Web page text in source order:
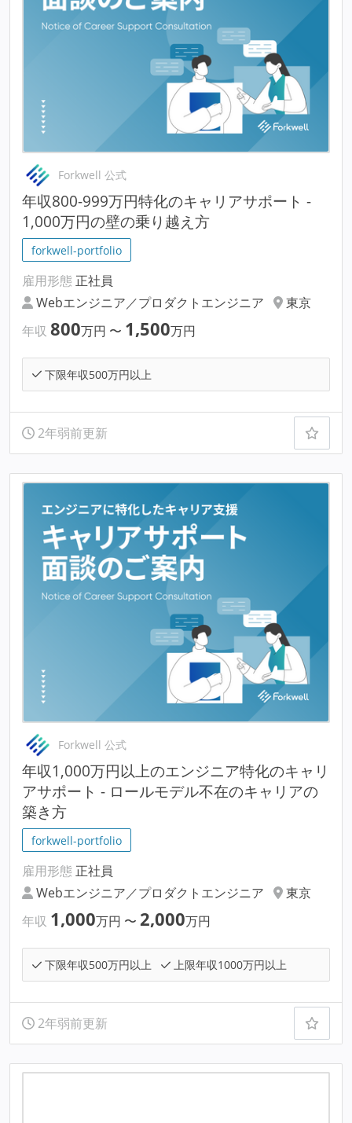
Forkwell 公式
年収800-999万円特化のキャリアサポート -
1,000万円の壁の乗り越え方
forkwell-portfolio
雇用形態 正社員
Webエンジニア／プロダクトエンジニア
東京
年収 800万円 〜 1,500万円
下限年収500万円以上
2年弱前更新
Forkwell 公式
年収1,000万円以上のエンジニア特化のキャリ
アサポート - ロールモデル不在のキャリアの
築き方
forkwell-portfolio
雇用形態 正社員
Webエンジニア／プロダクトエンジニア
東京
年収 1,000万円 〜 2,000万円
下限年収500万円以上 上限年収1000万円以上
2年弱前更新